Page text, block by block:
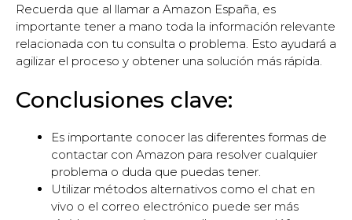
Recuerda que al llamar a Amazon España, es
importante tener a mano toda la información relevante
relacionada con tu consulta o problema. Esto ayudará a
agilizar el proceso y obtener una solución más rápida.
Conclusiones clave:
Es importante conocer las diferentes formas de
contactar con Amazon para resolver cualquier
problema o duda que puedas tener.
Utilizar métodos alternativos como el chat en
vivo o el correo electrónico puede ser más